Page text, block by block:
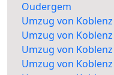
Oudergem
Umzug von
Umzug von
Umzug von
Umzug von